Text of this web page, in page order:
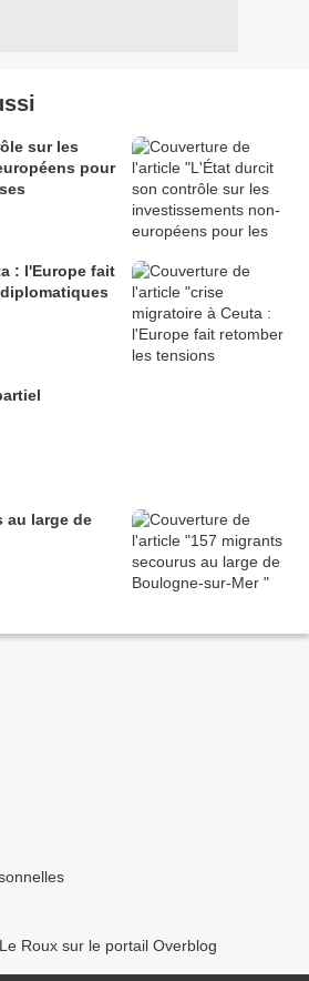
sur les
pour
: l'Europe fait
au large de
Roux sur le portail Overblog